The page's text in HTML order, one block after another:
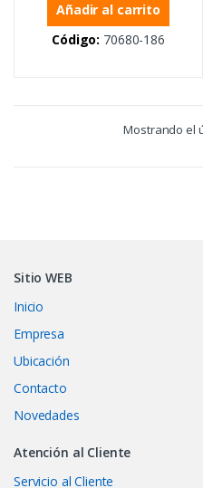
Añadir al carrito
Código: 70680-186
Mostrando el
Sitio WEB
Inicio
Empresa
Ubicación
Contacto
Novedades
Atención al Cliente
Servicio al Cliente